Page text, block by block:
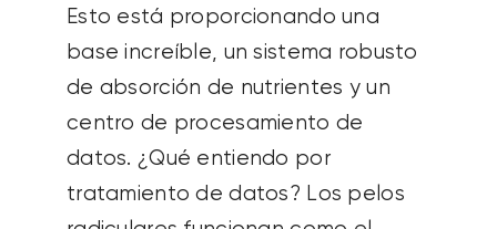
Esto está proporcionando una
base increíble, un sistema robusto
de absorción de nutrientes y un
centro de procesamiento de
datos. ¿Qué entiendo por
tratamiento de datos? Los pelos